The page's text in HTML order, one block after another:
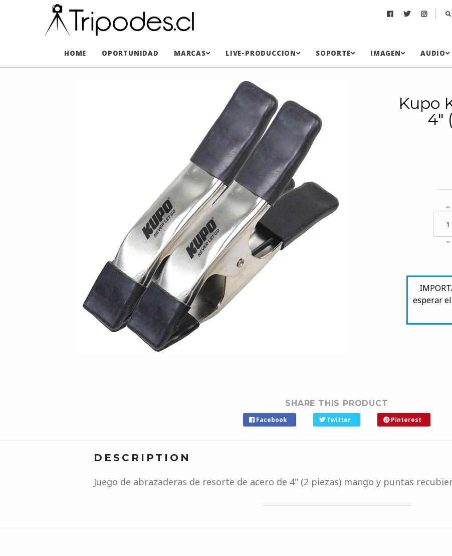
HOME OPORTUNIDAD MARCAS LIVE-PRODUCCION SOPORTE IMAGEN AUDIO
Kupo
4"
esperar
SHARE THIS PRODUCT
Facebook Twitter Pinterest
DESCRIPTION
Juego de abrazaderas de resorte de acero de 4" (2 piezas) mango y puntas